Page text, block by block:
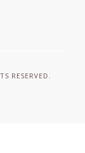
RESERVED.